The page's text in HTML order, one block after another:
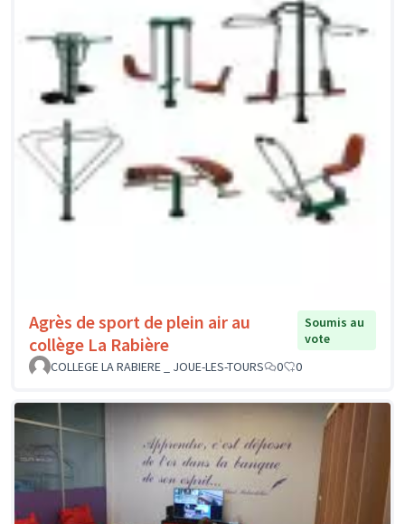
Agrès de sport de plein air au
collège La Rabière
Soumis au
vote
COLLEGE LA RABIERE _ JOUE-LES-TOURS
0 0